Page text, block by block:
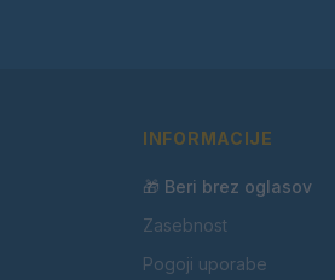
INFORMACIJE
🎁 Beri brez oglasov
Zasebnost
Pogoji uporabe